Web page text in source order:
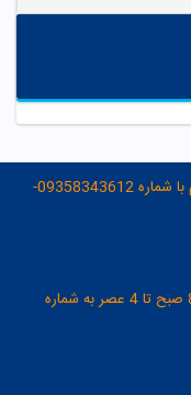
مشاوره رایگان بصورت چت در واتساپ و تلگرام با شماره 09358343612-
تماس تلفنی در روزهای شنبه تا پنج شنبه از 8 صبح تا 4 عصر به شماره